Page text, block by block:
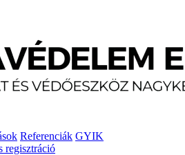
Referenciák GYIK
regisztráció